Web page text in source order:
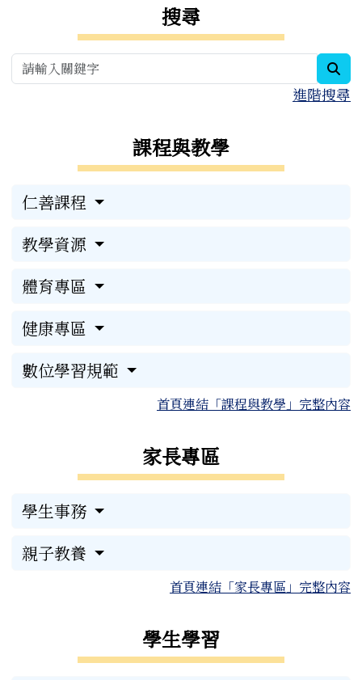
搜尋
進階搜尋
課程與教學
仁善課程
教學資源
體育專區
健康專區
數位學習規範
首頁連結「課程與教學」完整內容
家長專區
學生事務
親子教養
首頁連結「家長專區」完整內容
學生學習